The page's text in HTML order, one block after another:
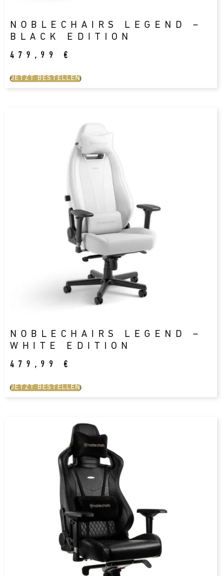
NOBLECHAIRS LEGEND –
BLACK EDITION
479,99 €
JETZT BESTELLEN
NOBLECHAIRS LEGEND –
WHITE EDITION
479,99 €
JETZT BESTELLEN